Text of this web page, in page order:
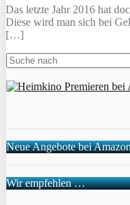
Das letzte Jahr 2016 hat
Diese wird man sich bei
[…]
Neue Angebote bei
Wir empfehlen …